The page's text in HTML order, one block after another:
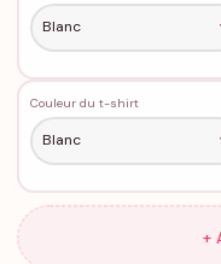
Couleur du t-shirt
+